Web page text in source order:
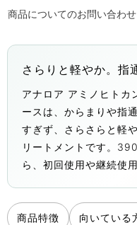
商品についてのお問い合わせ
さらりと軽やか。指
アナロア アミノヒトカ
ースは、からまりや指
すぎず、さらさらと軽
リートメントです。
ら、初回使用や継続使
商品特徴 向いている